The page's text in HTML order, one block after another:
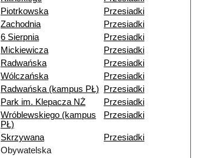
Piotrkowska
Przesiadki
Zachodnia
Przesiadki
6 Sierpnia
Przesiadki
Mickiewicza
Przesiadki
Radwańska
Przesiadki
Wólczańska
Przesiadki
Radwańska (kampus PŁ)
Przesiadki
Park im. Klepacza NŻ
Przesiadki
Wróblewskiego (kampus
PŁ)
Przesiadki
Skrzywana
Przesiadki
Obywatelska